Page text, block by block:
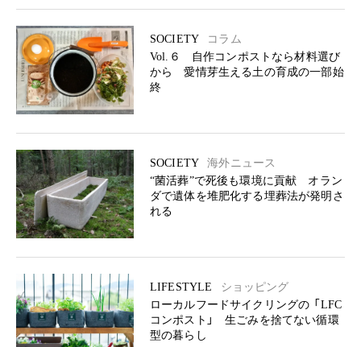
SOCIETY
コラム
Vol.６ 自作コンポストなら材料選び
から 愛情芽生える土の育成の一部始
終
SOCIETY
海外ニュース
“菌活葬”で死後も環境に貢献 オラン
ダで遺体を堆肥化する埋葬法が発明さ
れる
LIFESTYLE
ショッピング
ローカルフードサイクリングの 「LFC
コンポスト」 生ごみを捨てない循環
型の暮らし